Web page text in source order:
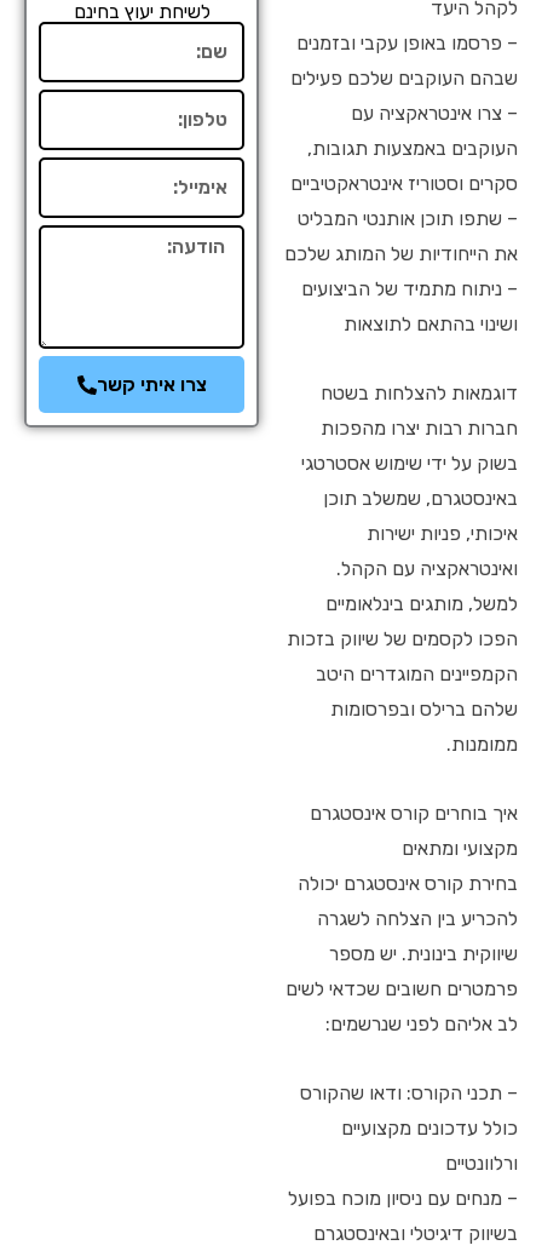
לקהל היעד
– פרסמו באופן עקבי ובזמנים
שבהם העוקבים שלכם פעילים
– צרו אינטראקציה עם
העוקבים באמצעות תגובות,
סקרים וסטוריז אינטראקטיביים
– שתפו תוכן אותנטי המבליט
את הייחודיות של המותג שלכם
– ניתוח מתמיד של הביצועים
ושינוי בהתאם לתוצאות
דוגמאות להצלחות בשטח
חברות רבות יצרו מהפכות
בשוק על ידי שימוש אסטרטגי
באינסטגרם, שמשלב תוכן
איכותי, פניות ישירות
ואינטראקציה עם הקהל.
למשל, מותגים בינלאומיים
הפכו לקסמים של שיווק בזכות
הקמפיינים המוגדרים היטב
שלהם ברילס ובפרסומות
ממומנות.
איך בוחרים קורס אינסטגרם
מקצועי ומתאים
בחירת קורס אינסטגרם יכולה
להכריע בין הצלחה לשגרה
שיווקית בינונית. יש מספר
פרמטרים חשובים שכדאי לשים
לב אליהם לפני שנרשמים:
– תכני הקורס: ודאו שהקורס
כולל עדכונים מקצועיים
ורלוונטיים
– מנחים עם ניסיון מוכח בפועל
בשיווק דיגיטלי ובאינסטגרם
לשיחת יעוץ בחינם
הודעה
צרו איתי קשר